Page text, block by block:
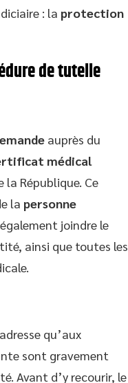
: la protection
de tutelle
auprès du
médical
la République. Ce
la personne
joindre le
ainsi que toutes les
qu’aux
sont gravement
Avant d’y recourir, le